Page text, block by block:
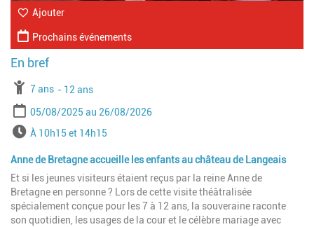
Ajouter
Prochains événements
À partir de
7 ans Jusqu'à l'age de
12 ans
Période
Date de début
05/08/2025 Date de fin
26/08/2026
HorairesÀ 10h15 et 14h15
Anne de Bretagne accueille les enfants au château de Langeais
Et si les jeunes visiteurs étaient reçus par la reine Anne de
Bretagne en personne ? Lors de cette visite théâtralisée
spécialement conçue pour les 7 à 12 ans, la souveraine raconte
son quotidien, les usages de la cour et le célèbre mariage avec